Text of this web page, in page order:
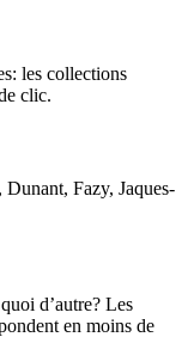
les collections
clic.
Fazy, Jaques-
d’autre? Les
en moins de